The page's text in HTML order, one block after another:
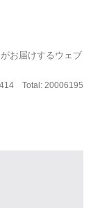
お届けするウェブ
Total: 20006195